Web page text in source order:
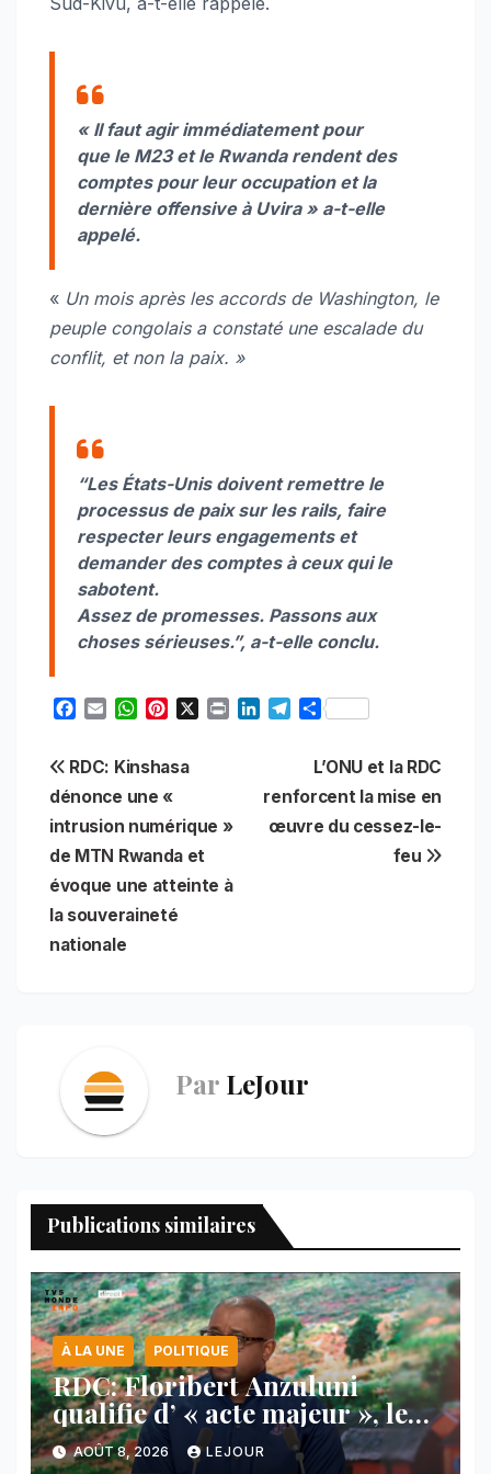
« Il faut agir immédiatement pour
que le M23 et le Rwanda rendent des
comptes pour leur occupation et la
dernière offensive à Uvira » a-t-elle
appelé.
« Un mois après les accords de Washington, le
peuple congolais a constaté une escalade du
conflit, et non la paix. »
“Les États-Unis doivent remettre le
processus de paix sur les rails, faire
respecter leurs engagements et
demander des comptes à ceux qui le
sabotent.
Assez de promesses. Passons aux
choses sérieuses.”, a-t-elle conclu.
e
b
o
o
k
i
l
W
t
s
A
p
p
t
e
r
e
s
t
e
g
r
a
S
r
e
Navigation
de
l’article
L’ONU et la RDC
renforcent la mise en
œuvre du cessez-le-
feu
RDC: Kinshasa
dénonce une «
intrusion numérique »
de MTN Rwanda et
évoque une atteinte à
la souveraineté
nationale
Par LeJour
Publications similaires
À LA UNE POLITIQUE
RDC: Floribert Anzuluni
qualifie d’ « acte majeur », le
protocole de désarmement des
FDLR
AOÛT 8, 2026 LEJOUR